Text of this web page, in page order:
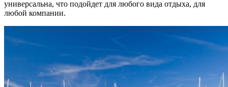
универсальна, что подойдет для любого вида отдыха, для
любой компании.